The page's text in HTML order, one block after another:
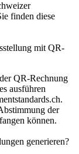
finden diese
mit QR-
QR-Rechnung
ausführen
der
können.
generieren?